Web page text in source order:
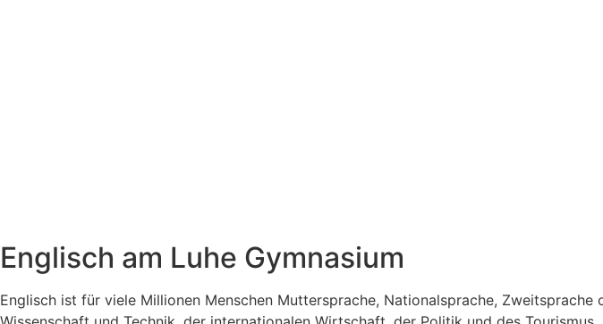
Englisch am Luhe Gymnasium
Englisch ist für viele Millionen Menschen Muttersprache, Nationalsprache,